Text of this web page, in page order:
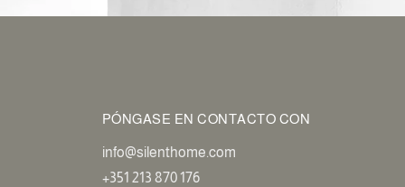
PÓNGASE EN CONTACTO CON
info@silenthome.com
+351 213 870 176